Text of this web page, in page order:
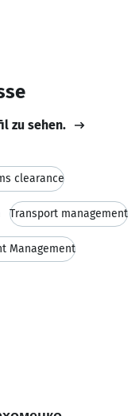
zu sehen.
clearance
Transport management
Management